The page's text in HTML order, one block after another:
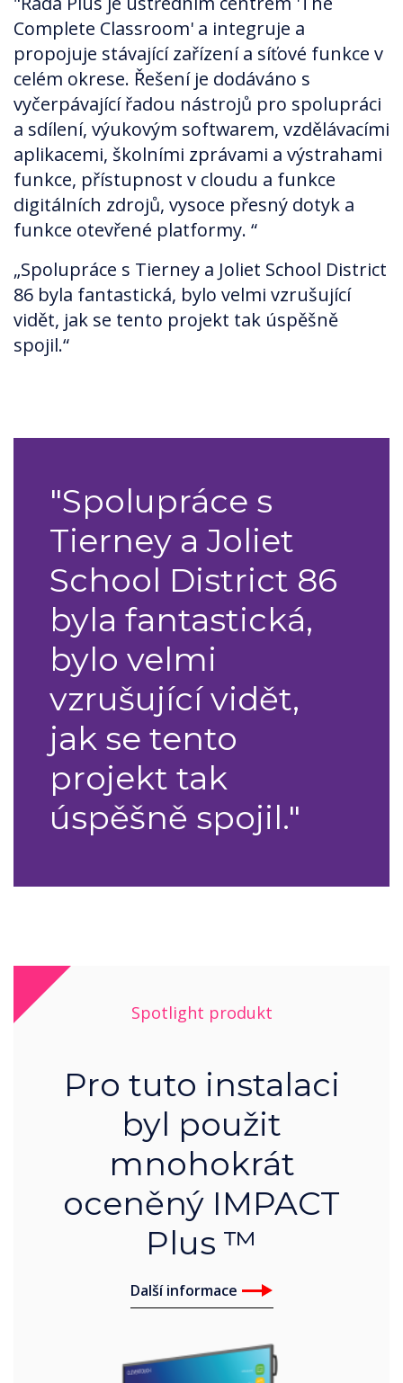
Complete Classroom' a integruje a
propojuje stávající zařízení a síťové funkce v
celém okrese. Řešení je dodáváno s
vyčerpávající řadou nástrojů pro spolupráci
a sdílení, výukovým softwarem, vzdělávacími
aplikacemi, školními zprávami a výstrahami
funkce, přístupnost v cloudu a funkce
digitálních zdrojů, vysoce přesný dotyk a
funkce otevřené platformy. “
„Spolupráce s Tierney a Joliet School District
86 byla fantastická, bylo velmi vzrušující
vidět, jak se tento projekt tak úspěšně
spojil.“
"Spolupráce s
Tierney a Joliet
School District 86
byla fantastická,
bylo velmi
vzrušující vidět,
jak se tento
projekt tak
úspěšně spojil."
Spotlight produkt
Pro tuto instalaci
byl použit
mnohokrát
oceněný IMPACT
Plus ™
Další informace